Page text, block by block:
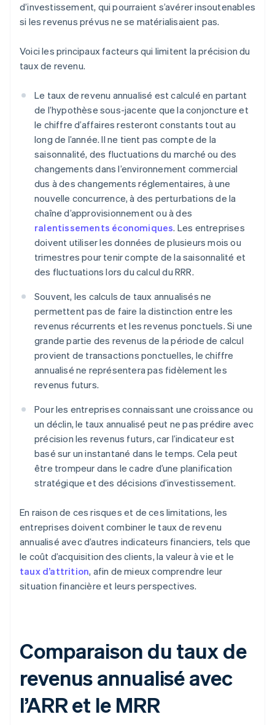
d’investissement, qui pourraient s’avérer insoutenables
si les revenus prévus ne se matérialisaient pas.
Voici les principaux facteurs qui limitent la précision du
taux de revenu.
Le taux de revenu annualisé est calculé en partant
de l’hypothèse sous-jacente que la conjoncture et
le chiffre d’affaires resteront constants tout au
long de l’année. Il ne tient pas compte de la
saisonnalité, des fluctuations du marché ou des
changements dans l’environnement commercial
dus à des changements réglementaires, à une
nouvelle concurrence, à des perturbations de la
chaîne d’approvisionnement ou à des
ralentissements économiques. Les entreprises
doivent utiliser les données de plusieurs mois ou
trimestres pour tenir compte de la saisonnalité et
des fluctuations lors du calcul du RRR.
Souvent, les calculs de taux annualisés ne
permettent pas de faire la distinction entre les
revenus récurrents et les revenus ponctuels. Si une
grande partie des revenus de la période de calcul
provient de transactions ponctuelles, le chiffre
annualisé ne représentera pas fidèlement les
revenus futurs.
Pour les entreprises connaissant une croissance ou
un déclin, le taux annualisé peut ne pas prédire avec
précision les revenus futurs, car l’indicateur est
basé sur un instantané dans le temps. Cela peut
être trompeur dans le cadre d’une planification
stratégique et des décisions d’investissement.
En raison de ces risques et de ces limitations, les
entreprises doivent combiner le taux de revenu
annualisé avec d’autres indicateurs financiers, tels que
le coût d’acquisition des clients, la valeur à vie et le
taux d’attrition, afin de mieux comprendre leur
situation financière et leurs perspectives.
Comparaison du taux de
revenus annualisé avec
l’ARR et le MRR